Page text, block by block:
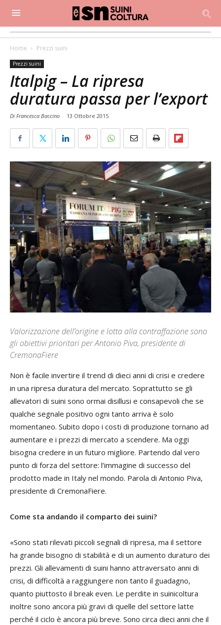
Home Prezzi suini
Prezzi suini
Italpig – La ripresa
duratura passa per l’export
Di Francesca Baccino - 13 Ottobre 2015
Valorizzazione dell’origine e lotta alla contraffazione sono
gli obiettivi prioritari per Antonio Piva, presidente di
CremonaFiere
Non è facile invertire il trend di dieci anni di crisi e credere
in una ripresa duratura del mercato. Soprattutto se gli
allevatori di suini sono ormai disillusi e consapevoli che se
qualche segnale positivo ogni tanto arriva è solo
momentaneo. Subito dopo i costi di produzione tornano ad
aumentare e i prezzi di mercato a scendere. Ma oggi
bisogna credere in un futuro migliore. Partendo dal vero
punto di forza del settore: l’immagine di successo del
prodotto made in Italy nel mondo. Parola di Antonio Piva,
presidente di CremonaFiere.
Come sta andando il comparto dei suini?
«Sono stati rilevati piccoli segnali di ripresa, ma il settore
ha grande bisogno di stabilità e di un aumento duraturo dei
prezzi. Gli allevamenti di suini hanno attraversato anni di
crisi, di difficoltà a raggiungere non tanto il guadagno,
quanto piuttosto il break even. Le perdite in suinicoltura
inoltre sono ancora più gravi di quelle del settore latte
perché il ciclo è ancora più breve. Sono circa dieci anni che il